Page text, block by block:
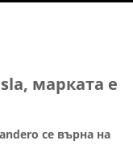
марката е
се върна на